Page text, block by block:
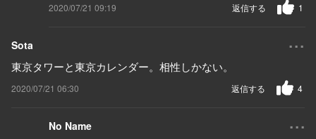
2020/07/21 09:19 1
返信する
Sota ...
東京タワーと東京カレンダー。相性しかない。
2020/07/21 06:30 4
返信する
No Name ...